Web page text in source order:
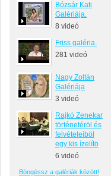
Bózsár Kati
Galériája.
8 videó
Friss galéria.
281 videó
Nagy Zoltán
Galériája
3 videó
Rajkó Zenekar
történetéröl és
felvételeiböl
egy kis ízelítö
6 videó
Böngéssz a galériák között!